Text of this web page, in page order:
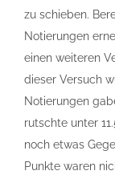
zu schieben.
Notierungen
einen weiteren
dieser Versuch
Notierungen
rutschte unter
noch etwas
Punkte waren